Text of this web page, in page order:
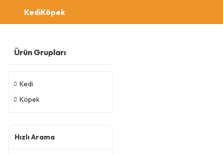
KediKöpek
Ürün Grupları
Kedi
Köpek
Hızlı Arama